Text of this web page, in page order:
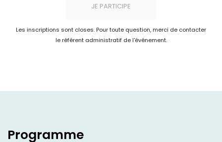
JE PARTICIPE
Les inscriptions sont closes. Pour toute question, merci de contacter
le référent administratif de l'événement.
Programme